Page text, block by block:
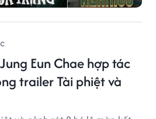
Eun Chae hợp tác
trailer Tài phiệt và